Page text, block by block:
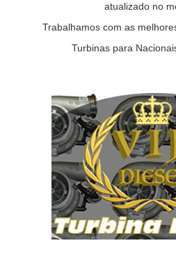
atualizado no
Trabalhamos com as
Turbinas para